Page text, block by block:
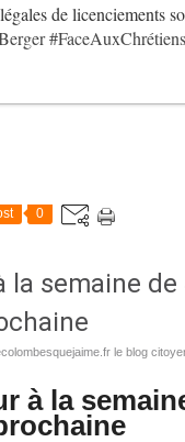
de licenciements
#FaceAuxChrétiens
0
la semaine de
le blog
à la